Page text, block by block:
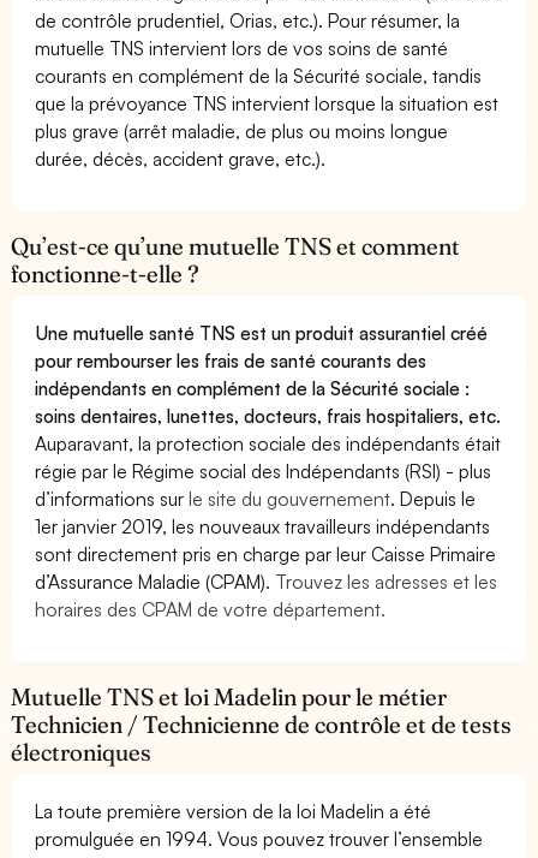
de contrôle prudentiel, Orias, etc.). Pour résumer, la
mutuelle TNS intervient lors de vos soins de santé
courants en complément de la Sécurité sociale, tandis
que la prévoyance TNS intervient lorsque la situation est
plus grave (arrêt maladie, de plus ou moins longue
durée, décès, accident grave, etc.).
Qu’est-ce qu’une mutuelle TNS et comment
fonctionne-t-elle ?
Une mutuelle santé TNS est un produit assurantiel créé
pour rembourser les frais de santé courants des
indépendants en complément de la Sécurité sociale :
soins dentaires, lunettes, docteurs, frais hospitaliers, etc.
Auparavant, la protection sociale des indépendants était
régie par le Régime social des Indépendants (RSI) - plus
d’informations surle site du gouvernement. Depuis le
1er janvier 2019, les nouveaux travailleurs indépendants
sont directement pris en charge par leur Caisse Primaire
d’Assurance Maladie (CPAM). Trouvez les adresses et les
horaires des CPAM de votre département.
Mutuelle TNS et loi Madelin pour le métier
Technicien / Technicienne de contrôle et de tests
électroniques
La toute première version de la loi Madelin a été
promulguée en 1994. Vous pouvez trouver l’ensemble